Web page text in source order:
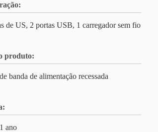
de US, 2 portas USB, 1 carregador sem fio
produto:
banda de alimentação recessada
ano